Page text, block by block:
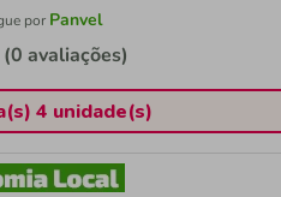
por Panvel
(0 avaliações)
4 unidade(s)